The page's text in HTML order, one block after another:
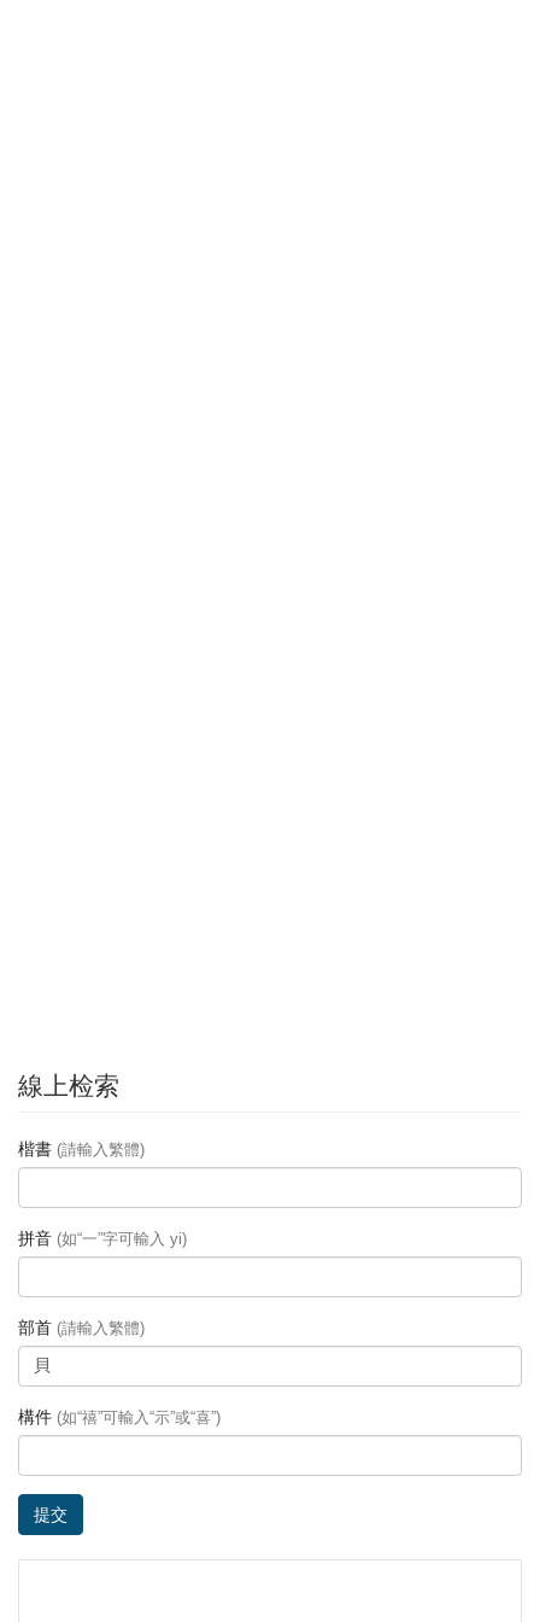
線上检索
楷書 (請輸入繁體)
拼音 (如“一”字可輸入 yi)
部首 (請輸入繁體)
構件 (如“禧”可輸入“示”或“喜”)
提交